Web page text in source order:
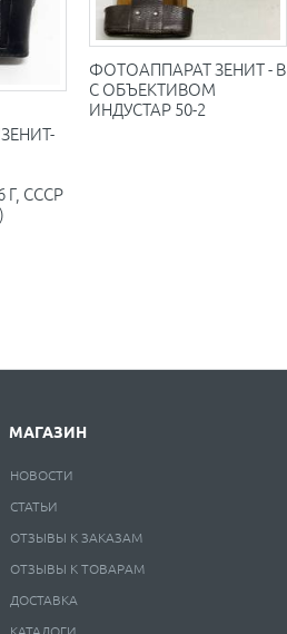
Г, СССР
ФОТОАППАРАТ ЗЕНИТ - В
С ОБЪЕКТИВОМ
ИНДУСТАР 50-2
МАГАЗИН
НОВОСТИ
СТАТЬИ
ОТЗЫВЫ К ЗАКАЗАМ
ОТЗЫВЫ К ТОВАРАМ
ДОСТАВКА